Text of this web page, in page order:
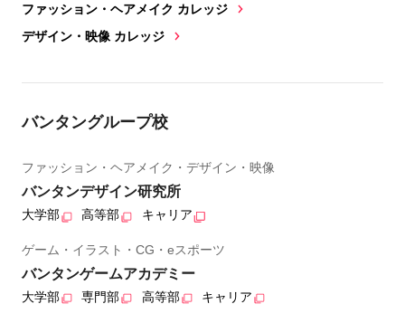
ファッション・ヘアメイク カレッジ
デザイン・映像 カレッジ
バンタングループ校
ファッション・ヘアメイク・デザイン・映像
バンタンデザイン研究所
大学部 高等部 キャリア
ゲーム・イラスト・CG・eスポーツ
バンタンゲームアカデミー
大学部 専門部 高等部 キャリア